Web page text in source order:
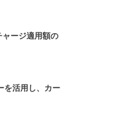
ージ適用額の
を活用し、カー